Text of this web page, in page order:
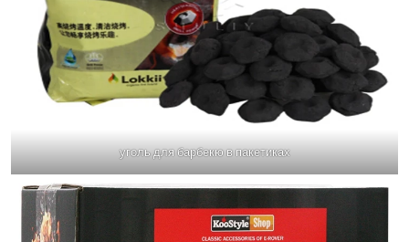
уголь для барбекю в пакетиках